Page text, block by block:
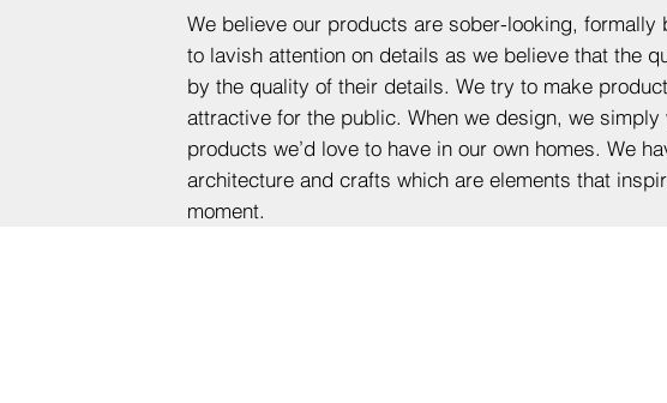
We believe our products are sober-looking, formally
to lavish attention on details as we believe that the
by the quality of their details. We try to make
attractive for the public. When we design, we
products we’d love to have in our own homes. We
architecture and crafts which are elements that
moment.